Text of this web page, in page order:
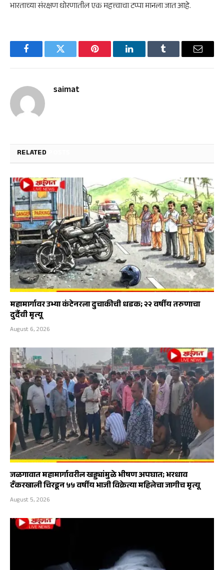
भारताच्या संरक्षण धोरणातील एक महत्त्वाचा टप्पा मानला जात आहे.
FacebookTwitter Pinterest LinkedInTumblr Email
saimat
RELATED
महामार्गावर उभ्या कंटेनरला दुचाकीची धडक; २२ वर्षीय तरुणाचा
दुर्दैवी मृत्यू
August 6, 2026
जळगावात महामार्गावरील खड्ड्यांमुळे भीषण अपघात; भरधाव
टँकरखाली चिरडून ५५ वर्षीय भाजी विक्रेत्या महिलेचा जागीच मृत्यू
August 5, 2026